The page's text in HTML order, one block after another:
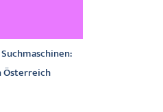
Österreich